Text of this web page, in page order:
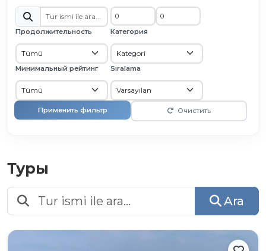
Продолжительность Категория
Минимальный рейтинг Sıralama
Применить фильтр Очистить
Туры
Ara